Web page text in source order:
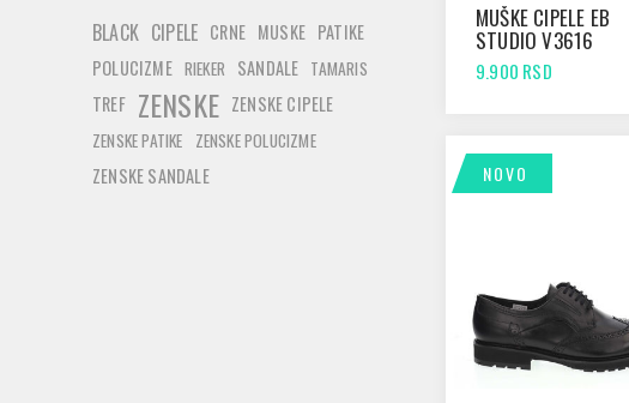
MUŠKE CIPELE EB
STUDIO V3616
ANTIK
9.900 RSD
NOVO
BLACK CIPELE CRNE MUSKE PATIKE
POLUCIZME RIEKER SANDALE TAMARIS
TREF ZENSKE ZENSKE CIPELE
ZENSKE PATIKE ZENSKE POLUCIZME
ZENSKE SANDALE